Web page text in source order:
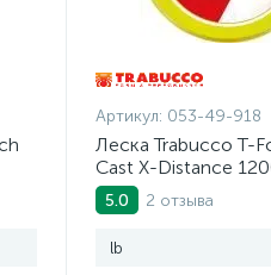
Артикул: 053-49-918
Леска Trabucco T-
Cast X-Distance
5.0 2 отзыва
lb